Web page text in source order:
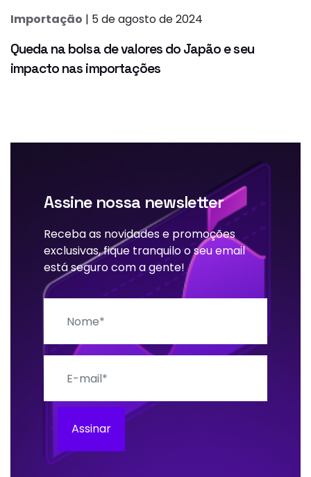
Importação | 5 de agosto de 2024
Queda na bolsa de valores do Japão e seu
impacto nas importações
Assine nossa newsletter
Receba as novidades e promoções
exclusivas, fique tranquilo o seu email
está seguro com a gente!
Assinar